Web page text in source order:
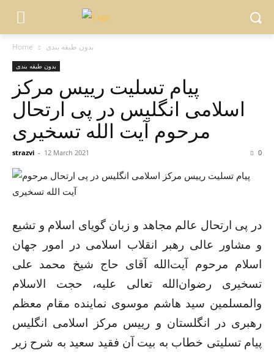
Home بدون طبقه بندی
بدون طبقه بندی
پیام تسلیت رییس مرکز
اسلامی انگلیس در پی ارتحال
مرحوم آیت الله تسخیری
strazvi - 12 March 2021 0
در پی ارتحال عالم مجاهد و زبان گویای اسلام و تشیع
و مشاور عالی رهبر انقلاب اسلامی در امور جهان
اسلام مرحوم آیت‌الله آقای حاج شیخ محمد علی
تسخیری رضوان‌الله‌ تعالی علیه، حجت الاسلام
والمسلمين سید هاشم موسوی نماینده مقام معظم
رهبری در انگلستان و رییس مرکز اسلامی انگلیس
پيام تسلیتی خطاب به بیت آن فقید سعید به شرح زیر